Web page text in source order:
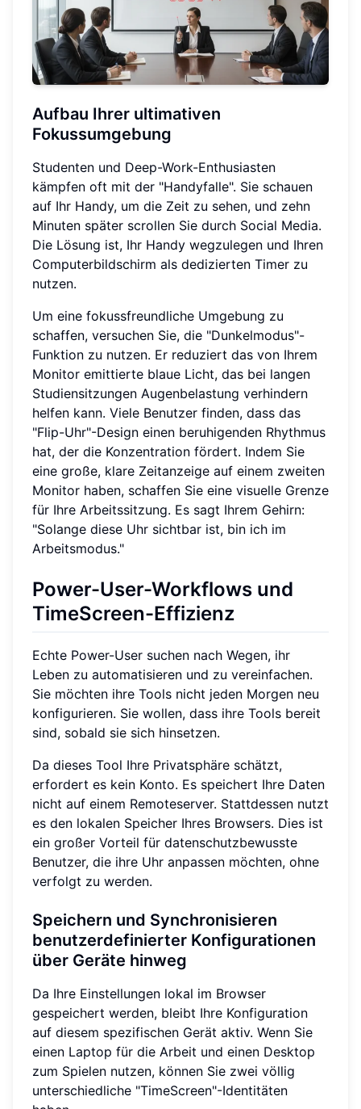
Aufbau Ihrer ultimativen
Fokussumgebung
Studenten und Deep-Work-Enthusiasten
kämpfen oft mit der "Handyfalle". Sie schauen
auf Ihr Handy, um die Zeit zu sehen, und zehn
Minuten später scrollen Sie durch Social Media.
Die Lösung ist, Ihr Handy wegzulegen und Ihren
Computerbildschirm als dedizierten Timer zu
nutzen.
Um eine fokussfreundliche Umgebung zu
schaffen, versuchen Sie, die "Dunkelmodus"-
Funktion zu nutzen. Er reduziert das von Ihrem
Monitor emittierte blaue Licht, das bei langen
Studiensitzungen Augenbelastung verhindern
helfen kann. Viele Benutzer finden, dass das
"Flip-Uhr"-Design einen beruhigenden Rhythmus
hat, der die Konzentration fördert. Indem Sie
eine große, klare Zeitanzeige auf einem zweiten
Monitor haben, schaffen Sie eine visuelle Grenze
für Ihre Arbeitssitzung. Es sagt Ihrem Gehirn:
"Solange diese Uhr sichtbar ist, bin ich im
Arbeitsmodus."
Power-User-Workflows und
TimeScreen-Effizienz
Echte Power-User suchen nach Wegen, ihr
Leben zu automatisieren und zu vereinfachen.
Sie möchten ihre Tools nicht jeden Morgen neu
konfigurieren. Sie wollen, dass ihre Tools bereit
sind, sobald sie sich hinsetzen.
Da dieses Tool Ihre Privatsphäre schätzt,
erfordert es kein Konto. Es speichert Ihre Daten
nicht auf einem Remoteserver. Stattdessen nutzt
es den lokalen Speicher Ihres Browsers. Dies ist
ein großer Vorteil für datenschutzbewusste
Benutzer, die ihre Uhr anpassen möchten, ohne
verfolgt zu werden.
Speichern und Synchronisieren
benutzerdefinierter Konfigurationen
über Geräte hinweg
Da Ihre Einstellungen lokal im Browser
gespeichert werden, bleibt Ihre Konfiguration
auf diesem spezifischen Gerät aktiv. Wenn Sie
einen Laptop für die Arbeit und einen Desktop
zum Spielen nutzen, können Sie zwei völlig
unterschiedliche "TimeScreen"-Identitäten